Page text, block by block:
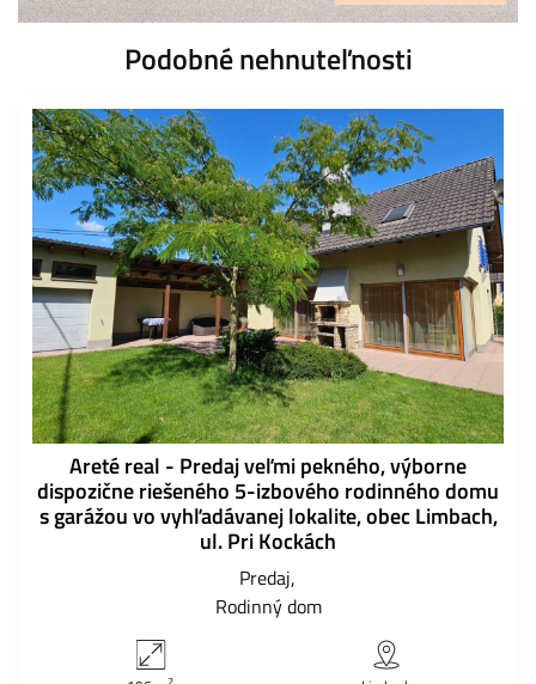
Podobné nehnuteľnosti
Areté real - Predaj veľmi pekného, výborne
dispozične riešeného 5-izbového rodinného domu
s garážou vo vyhľadávanej lokalite, obec Limbach,
ul. Pri Kockách
Predaj
Rodinný dom